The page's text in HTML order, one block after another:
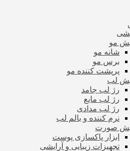
مو
شانه مو
برس مو
پرپشت کننده مو
لب
رژ لب جامد
رژ لب مایع
رژ لب مدادی
نرم کننده و بالم لب
صورت
ابزار پاکسازی پوست
تجهیزات زیبایی و آرایشی